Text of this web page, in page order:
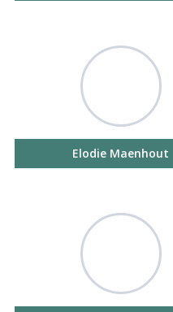
Elodie Maenhout